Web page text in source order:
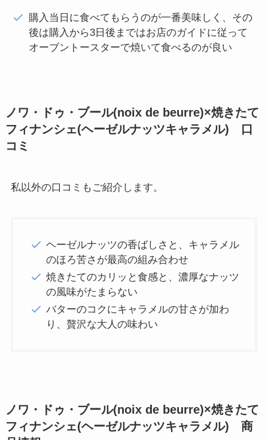
購入当日に食べてもらうのが一番美味しく、その
後は購入から3日後まではお店のガイドに従って
オーブントースターで焼いて食べるのが良い
ノワ・ドゥ・ブール(noix de beurre)×焼きたて
フィナンシェ(ヘーゼルナッツキャラメル) 口
コミ
私以外の口コミもご紹介します。
ヘーゼルナッツの香ばしさと、キャラメル
のほろ苦さが最高の組み合わせ
焼きたてのカリッと食感と、濃厚なナッツ
の風味がたまらない
バターのコクにキャラメルの甘さが加わ
り、贅沢な大人の味わい
ノワ・ドゥ・ブール(noix de beurre)×焼きたて
フィナンシェ(ヘーゼルナッツキャラメル) 商